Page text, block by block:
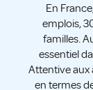
En
emplois,
familles.
essentiel
Attentive aux
en termes